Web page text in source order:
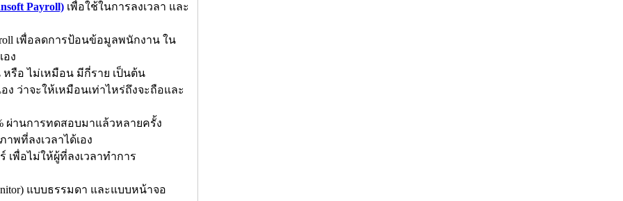
Payroll) เพื่อใช้ในการลงเวลา และ
เพื่อลดการป้อนข้อมูลพนักงาน ใน
อง
รือ ไม่เหมือน มีกี่ราย เป็นต้น
ง ว่าจะให้เหมือนเท่าไหร่ถึงจะถือและ
ผ่านการทดสอบมาแล้วหลายครั้ง
พที่ลงเวลาได้เอง
เพื่อไม่ให้ผู้ที่ลงเวลาทำการ
แบบธรรมดา และแบบหน้าจอ